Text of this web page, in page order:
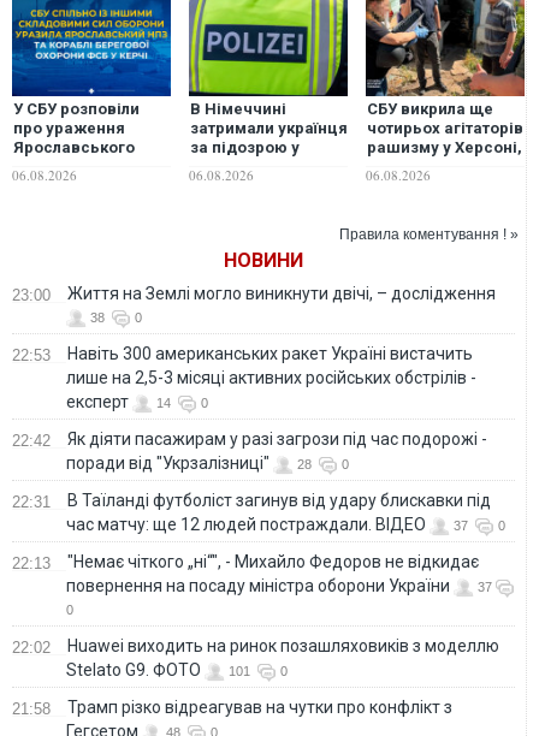
У СБУ розповіли
про ураження
Ярославського
берегової охорони
06.08.2026
В Німеччині
затримали українця
за підозрою у
оборонним
06.08.2026
СБУ викрила ще
чотирьох агітаторів
рашизму у Херсоні,
Сумщині
06.08.2026
Правила коментування ! »
НОВИНИ
23:00 Життя на Землі могло виникнути двічі, – дослідження
38 0
22:53
Навіть 300 американських ракет Україні вистачить
лише на 2,5-3 місяці активних російських обстрілів -
експерт
14 0
22:42
Як діяти пасажирам у разі загрози під час подорожі -
поради від "Укрзалізниці"
28 0
22:31
В Таїланді футболіст загинув від удару блискавки під
час матчу: ще 12 людей постраждали. ВІДЕО
37 0
22:13
"Немає чіткого „ні“", - Михайло Федоров не відкидає
повернення на посаду міністра оборони України
37
0
22:02
Huawei виходить на ринок позашляховиків з моделлю
Stelato G9. ФОТО
101 0
21:58
Трамп різко відреагував на чутки про конфлікт з
Гегсетом
48 0